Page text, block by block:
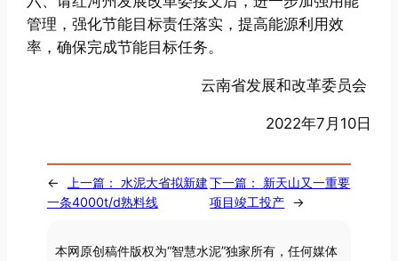
管理，强化节能目标责任落实，提高能源利用效
率，确保完成节能目标任务。
云南省发展和改革委员会
2022年7月10日
← 上一篇： 水泥大省拟新建
一条4000t/d熟料线
下一篇：
新天山又一重要
项目竣工投产 →
本网原创稿件版权为“智慧水泥”独家所有，任何媒体